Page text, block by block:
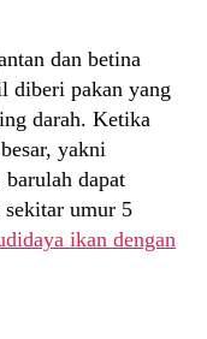
dan betina
diberi pakan yang
darah. Ketika
yakni
dapat
sekitar umur 5
ikan dengan